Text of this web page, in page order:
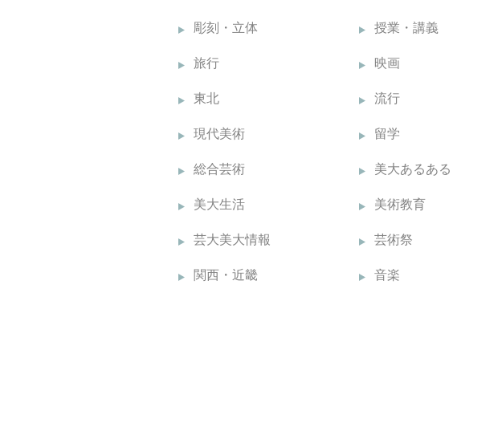
彫刻・立体 授業・講義
旅行 映画
東北 流行
現代美術 留学
総合芸術 美大あるある
美大生活 美術教育
芸大美大情報 芸術祭
関西・近畿 音楽